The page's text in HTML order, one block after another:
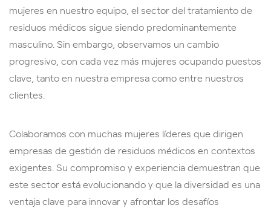
mujeres en nuestro equipo, el sector del tratamiento de
residuos médicos sigue siendo predominantemente
masculino. Sin embargo, observamos un cambio
progresivo, con cada vez más mujeres ocupando puestos
clave, tanto en nuestra empresa como entre nuestros
clientes.
Colaboramos con muchas mujeres líderes que dirigen
empresas de gestión de residuos médicos en contextos
exigentes. Su compromiso y experiencia demuestran que
este sector está evolucionando y que la diversidad es una
ventaja clave para innovar y afrontar los desafíos